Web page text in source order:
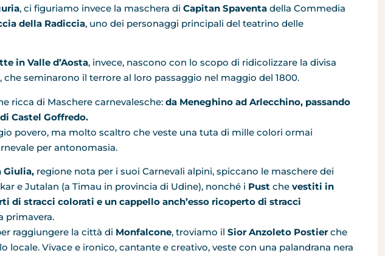
, ci figuriamo invece la maschera di Capitan Spaventa della Commedia
della Radiccia, uno dei personaggi principali del teatrino delle
in Valle d’Aosta, invece, nascono con lo scopo di ridicolizzare la divisa
seminarono il terrore al loro passaggio nel maggio del 1800.
ricca di Maschere carnevalesche: da Meneghino ad Arlecchino, passando
Castel Goffredo.
povero, ma molto scaltro che veste una tuta di mille colori ormai
per antonomasia.
Giulia, regione nota per i suoi Carnevali alpini, spiccano le maschere dei
e Jutalan (a Timau in provincia di Udine), nonché i Pust che vestiti in
di stracci colorati e un cappello anch’esso ricoperto di stracci
primavera.
raggiungere la città di Monfalcone, troviamo il Sior Anzoleto Postierche
locale. Vivace e ironico, cantante e creativo, veste con una palandrana nera